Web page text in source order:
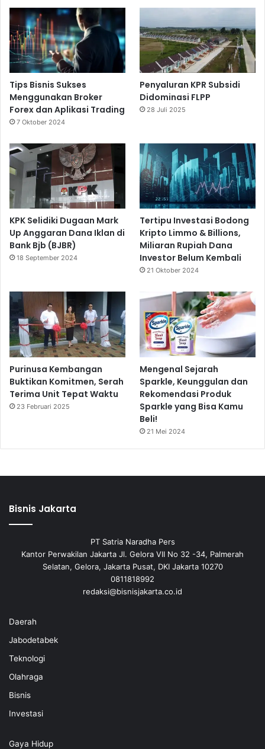
Tips Bisnis Sukses
Menggunakan Broker
Forex dan Aplikasi Trading
7 Oktober 2024
Penyaluran KPR Subsidi
Didominasi FLPP
28 Juli 2025
KPK Selidiki Dugaan Mark
Up Anggaran Dana Iklan di
Bank Bjb (BJBR)
18 September 2024
Tertipu Investasi Bodong
Kripto Limmo & Billions,
Miliaran Rupiah Dana
Investor Belum Kembali
21 Oktober 2024
Purinusa Kembangan
Buktikan Komitmen, Serah
Terima Unit Tepat Waktu
23 Februari 2025
Mengenal Sejarah
Sparkle, Keunggulan dan
Rekomendasi Produk
Sparkle yang Bisa Kamu
Beli!
21 Mei 2024
Bisnis Jakarta
PT Satria Naradha Pers
Kantor Perwakilan Jakarta Jl. Gelora VII No 32 -34, Palmerah
Selatan, Gelora, Jakarta Pusat, DKI Jakarta 10270
0811818992
redaksi@bisnisjakarta.co.id
Daerah
Jabodetabek
Teknologi
Olahraga
Bisnis
Investasi
Gaya Hidup